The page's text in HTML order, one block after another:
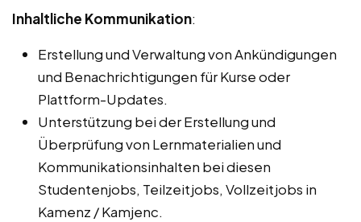
Inhaltliche Kommunikation:
Erstellung und Verwaltung von Ankündigungen
und Benachrichtigungen für Kurse oder
Plattform-Updates.
Unterstützung bei der Erstellung und
Überprüfung von Lernmaterialien und
Kommunikationsinhalten bei diesen
Studentenjobs, Teilzeitjobs, Vollzeitjobs in
Kamenz / Kamjenc.